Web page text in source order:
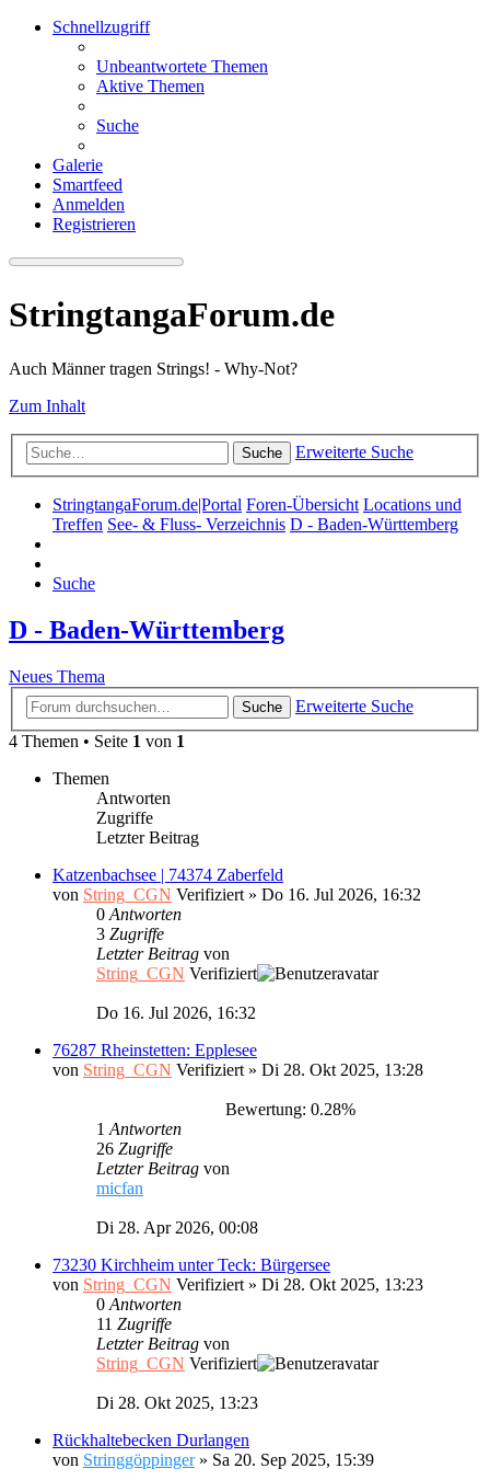
Schnellzugriff
Unbeantwortete Themen
Aktive Themen
Suche
Galerie
Smartfeed
Anmelden
Registrieren
StringtangaForum.de
Auch Männer tragen Strings! - Why-Not?
Zum Inhalt
Suche Erweiterte Suche
StringtangaForum.de|Portal Foren-Übersicht Locations und
Treffen See- & Fluss- Verzeichnis D - Baden-Württemberg
Suche
D - Baden-Württemberg
Neues Thema
Suche
Erweiterte Suche
4 Themen • Seite 1 von 1
Themen
Antworten
Zugriffe
Letzter Beitrag
Katzenbachsee | 74374 Zaberfeld
von String_CGN Verifiziert » Do 16. Jul 2026, 16:32
0 Antworten
3 Zugriffe
Letzter Beitrag von
String_CGN Verifiziert
Do 16. Jul 2026, 16:32
76287 Rheinstetten: Epplesee
von String_CGN Verifiziert » Di 28. Okt 2025, 13:28
Bewertung: 0.28%
1 Antworten
26 Zugriffe
Letzter Beitrag von
micfan
Di 28. Apr 2026, 00:08
73230 Kirchheim unter Teck: Bürgersee
von String_CGN Verifiziert » Di 28. Okt 2025, 13:23
0 Antworten
11 Zugriffe
Letzter Beitrag von
String_CGN Verifiziert
Di 28. Okt 2025, 13:23
Rückhaltebecken Durlangen
von Stringgöppinger» Sa 20. Sep 2025, 15:39